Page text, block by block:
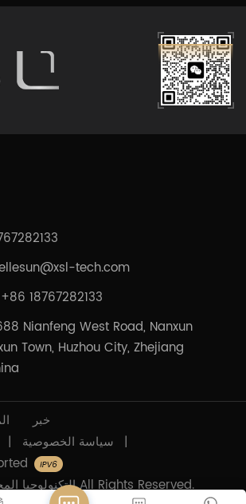
tech.com
18767282133
Nianfeng West Road, Nanxun
Town, Huzhou City, Zhejiang
خبر
| سياسة الخصوصية |
© 2026 XSL التكنولوجيا المحدودة All Rights Reserved.